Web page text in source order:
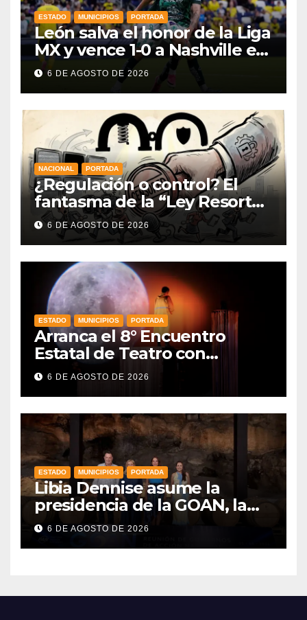
ESTADO MUNICIPIOS PORTADA
León salva el honor de la Liga
MX y vence 1-0 a Nashville en
la Leagues Cup 2026
6 DE AGOSTO DE 2026
NACIONAL PORTADA
¿Regulación o control? El
fantasma de la “Ley Resorte”
venezolana revive con la
nueva Ley de Audiencias en
6 DE AGOSTO DE 2026
ESTADO MUNICIPIOS PORTADA
Arranca el 8° Encuentro
Estatal de Teatro con
producciones locales
6 DE AGOSTO DE 2026
ESTADO MUNICIPIOS PORTADA
Libia Dennise asume la
presidencia de la GOAN, la
alianza de gobernadores del
PAN
6 DE AGOSTO DE 2026